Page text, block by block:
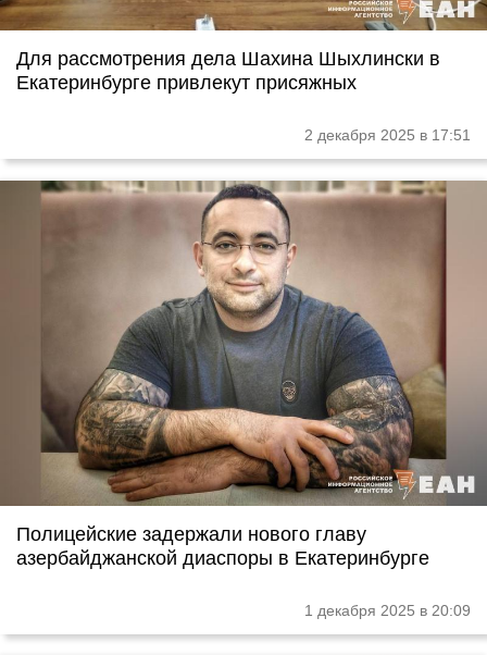
Для рассмотрения дела Шахина Шыхлински в
Екатеринбурге привлекут присяжных
2 декабря 2025 в 17:51
Полицейские задержали нового главу
азербайджанской диаспоры в Екатеринбурге
1 декабря 2025 в 20:09